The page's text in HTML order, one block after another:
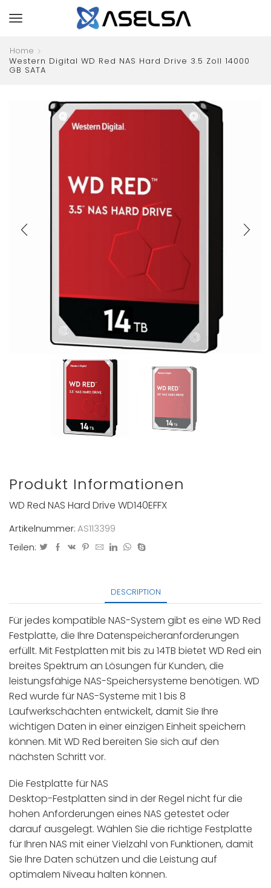
Home
Western Digital WD Red NAS Hard Drive 3.5 Zoll 14000
GB SATA
Produkt Informationen
WD Red NAS Hard Drive WD140EFFX
Artikelnummer:AS113399
Teilen:
DESCRIPTION
Für jedes kompatible NAS-System gibt es eine WD Red
Festplatte, die Ihre Datenspeicheranforderungen
erfüllt. Mit Festplatten mit bis zu 14TB bietet WD Red ein
breites Spektrum an Lösungen für Kunden, die
leistungsfähige NAS-Speichersysteme benötigen. WD
Red wurde für NAS-Systeme mit 1 bis 8
Laufwerkschächten entwickelt, damit Sie Ihre
wichtigen Daten in einer einzigen Einheit speichern
können. Mit WD Red bereiten Sie sich auf den
nächsten Schritt vor.
Die Festplatte für NAS
Desktop-Festplatten sind in der Regel nicht für die
hohen Anforderungen eines NAS getestet oder
darauf ausgelegt. Wählen Sie die richtige Festplatte
für Ihren NAS mit einer Vielzahl von Funktionen, damit
Sie Ihre Daten schützen und die Leistung auf
optimalem Niveau halten können.